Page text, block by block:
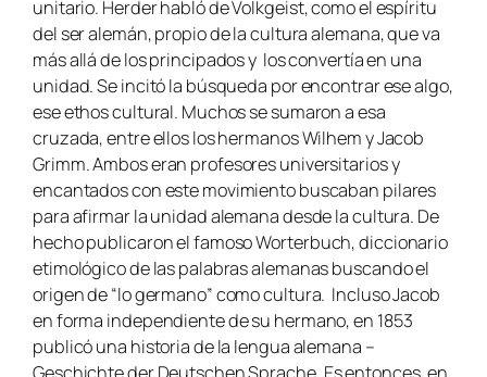
unitario. Herder habló deVolkgeist, como el espíritu
del ser alemán, propio de la cultura alemana, que va
más allá de los principados y los convertía en una
unidad. Se incitó la búsqueda por encontrar ese algo,
ese ethos cultural. Muchos se sumaron a esa
cruzada, entre ellos los hermanos Wilhem y Jacob
Grimm. Ambos eran profesores universitarios y
encantados con este movimiento buscaban pilares
para afirmar la unidad alemana desde la cultura. De
hecho publicaron el famosoWorterbuch, diccionario
etimológico de las palabras alemanas buscando el
origen de “lo germano” como cultura. Incluso Jacob
en forma independiente de su hermano, en 1853
publicó una historia de la lengua alemana –